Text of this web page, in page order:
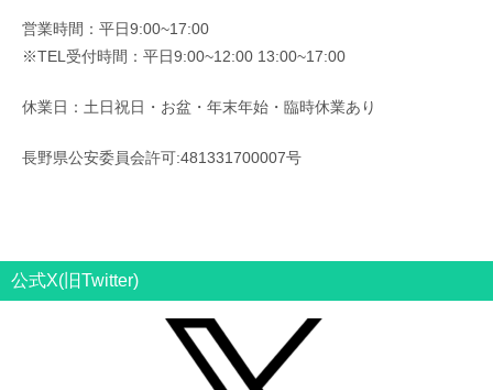
営業時間：平日9:00~17:00
※TEL受付時間：平日9:00~12:00 13:00~17:00
休業日：土日祝日・お盆・年末年始・臨時休業あり
長野県公安委員会許可:481331700007号
公式X(旧Twitter)